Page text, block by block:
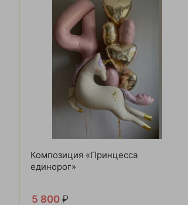
Композиция «Принцесса
единорог»
5 800 ₽